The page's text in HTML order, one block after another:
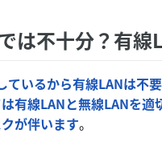
は不十分？有線
ているから有線LANは不
有線LANと無線LANを
が伴います。